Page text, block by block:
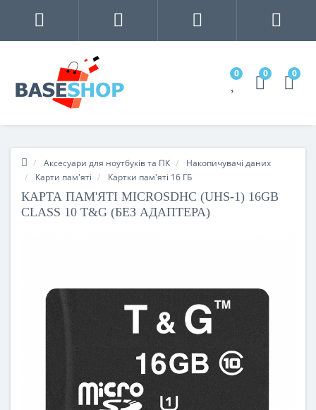
0 0 0
Аксесуари для ноутбуків та ПК
Накопичувачі даних
Карти пам'яті
Картки пам'яті 16 ГБ
КАРТА ПАМ'ЯТІ MICROSDHC (UHS-1) 16GB
CLASS 10 T&G (БЕЗ АДАПТЕРА)